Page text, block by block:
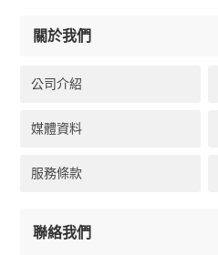
關於我們
公司介紹
媒體資料
服務條款
聯絡我們